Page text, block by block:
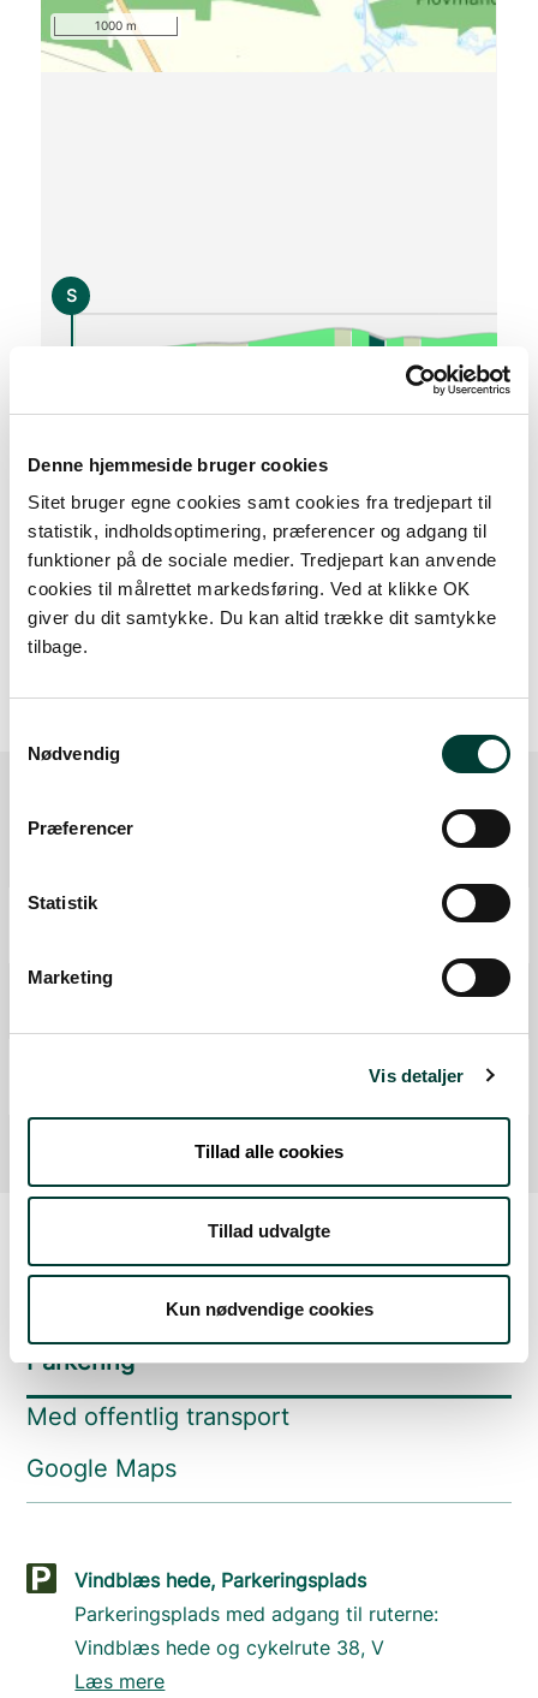
Denne hjemmeside bruger cookies
Sitet bruger egne cookies samt cookies fra tredjepart til
statistik, indholdsoptimering, præferencer og adgang til
funktioner på de sociale medier. Tredjepart kan anvende
cookies til målrettet markedsføring. Ved at klikke OK
giver du dit samtykke. Du kan altid trække dit samtykke
tilbage.
Nødvendig
Præferencer
Statistik
Marketing
Vis detaljer
Tillad alle cookies
Tillad udvalgte
Kun nødvendige cookies
1000 m
S
Medium stigning (maks. 5 %)
Høj stigning (maks. 8 %)
Stejl stigning (over 8 %)
Ruten i detaljer
Start
P-plads
Sådan kommer du dertil
Parkering
Med offentlig transport
Google Maps
Vindblæs hede, Parkeringsplads
Parkeringsplads med adgang til ruterne:
Vindblæs hede og cykelrute 38, V
Læs mere